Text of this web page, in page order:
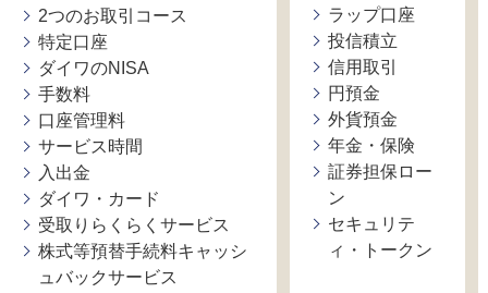
2つのお取引コース
特定口座
ダイワのNISA
手数料
口座管理料
サービス時間
入出金
ダイワ・カード
受取りらくらくサービス
株式等預替手続料キャッシ
ュバックサービス
ラップ口座
投信積立
信用取引
円預金
外貨預金
年金・保険
証券担保ロー
ン
セキュリテ
ィ・トークン